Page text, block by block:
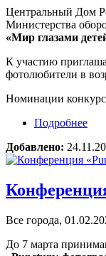
Центральный Дом
Министерства
«Мир глазами
К участию
фотолюбители в
Номинации
Подробнее
Добавлено:
Все города,
До 7 марта